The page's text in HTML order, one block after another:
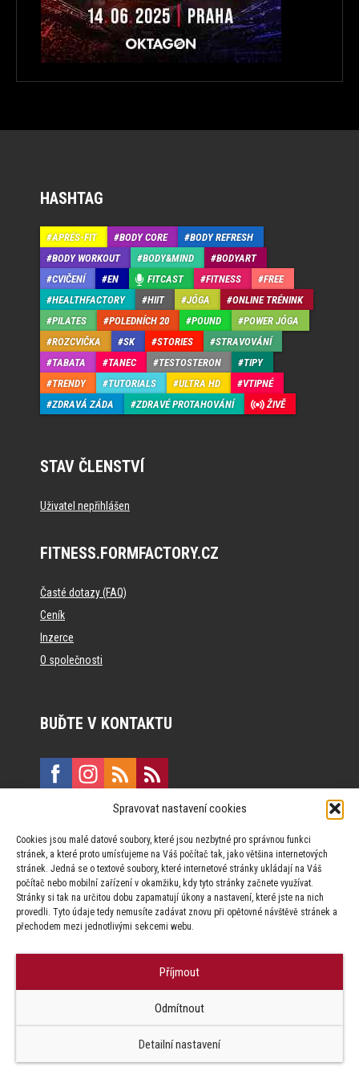
Spravovat nastavení cookies
Cookies jsou malé datové soubory, které jsou nezbytné pro správnou funkci
stránek, a které proto umísťujeme na Váš počítač tak, jako většina internetových
stránek. Jedná se o textové soubory, které internetové stránky ukládají na Váš
počítač nebo mobilní zařízení v okamžiku, kdy tyto stránky začnete využívat.
Stránky si tak na určitou dobu zapamatují úkony a nastavení, které jste na nich
provedli. Tyto údaje tedy nemusíte zadávat znovu při opětovné návštěvě stránek a
přechodem mezi jednotlivými sekcemi webu.
Příjmout
Odmítnout
Detailní nastavení
HASHTAG
APRÉS-FIT BODY CORE
BODY REFRESH
BODY WORKOUT
BODY&MIND
BODYART
CVIČENÍ
EN FITCAST FITNESS
FREE
HEALTHFACTORY
HIIT JÓGA
ONLINE TRÉNINK
PILATES
POLEDNÍCH 20 POUND
POWER JÓGA
ROZCVIČKA
SK STORIES
STRAVOVÁNÍ
TABATA
TANEC TESTOSTERON
TIPY
TRENDY
TUTORIALS ULTRA HD
VTIPNÉ
ZDRAVÁ ZÁDA
ZDRAVÉ PROTAHOVÁNÍ ŽIVĚ
STAV ČLENSTVÍ
Uživatel nepřihlášen
FITNESS.FORMFACTORY.CZ
Časté dotazy (FAQ)
Ceník
Inzerce
O společnosti
BUĎTE V KONTAKTU
Vinohradská 190, 130 00 Praha 3
Za publikovaný obsah odpovídají jednotliví autoři.
Factory s.r.o. zapovězeno.